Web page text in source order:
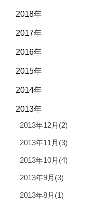
2018年
2017年
2016年
2015年
2014年
2013年
2013年12月(2)
2013年11月(3)
2013年10月(4)
2013年9月(3)
2013年8月(1)